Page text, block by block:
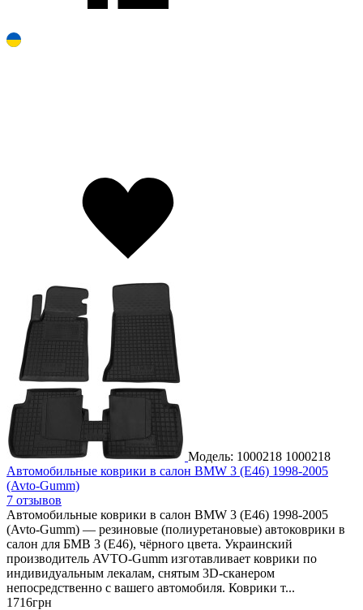
Модель: 1000218 1000218
Автомобильные коврики в салон BMW 3 (E46) 1998-2005
(Avto-Gumm)
7 отзывов
Автомобильные коврики в салон BMW 3 (E46) 1998-2005
(Avto-Gumm) — резиновые (полиуретановые) автоковрики в
салон для БМВ 3 (Е46), чёрного цвета. Украинский
производитель AVTO-Gumm изготавливает коврики по
индивидуальным лекалам, снятым 3D-сканером
непосредственно с вашего автомобиля. Коврики т...
1716грн